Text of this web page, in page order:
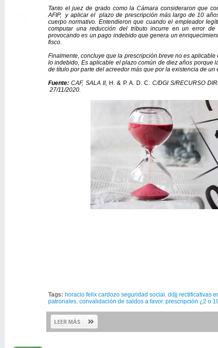
Tanto el juez de grado como la Cámara consideraron que
AFIP, y aplicar el plazo de prescripción más largo de 10
cuerpo normativo. Entendieron que cuando el empleador
computar una reducción del tributo incurre en un error
provocando es un pago indebido que genera un
fisco.
Finalmente, concluye que la prescripción breve no es
lo indebido, Es aplicable el plazo común de diez años porque
de título por parte del acreedor más que por la existencia de
Fuente: CAF, SALA II, H. & P. A. D. C. C/DGI S/RECURSO
27/11/2020.
Tags: horacio felix cardozo seguridad social. ddjj rectificativas
patronales. convalidación de saldos a favor. prescripción ¿2 o